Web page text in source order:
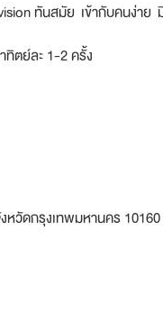
ทันสมัย เข้ากับคนง่า
ทิตย์ละ 1-2 ครั้ง
วัดกรุงเทพมหานคร 10160